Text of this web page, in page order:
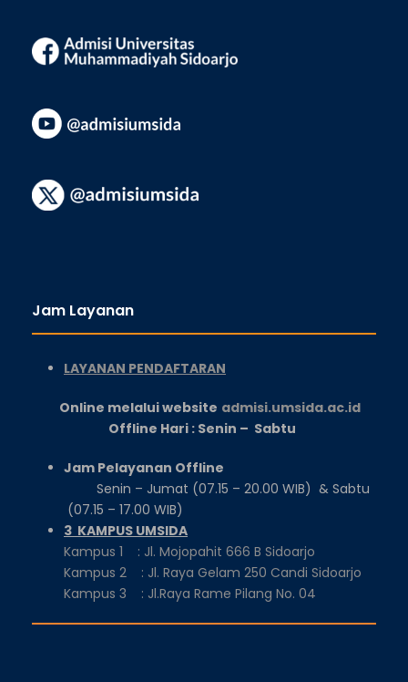
Jam Layanan
LAYANAN PENDAFTARAN
Online melalui website admisi.umsida.ac.id
Offline Hari : Senin – Sabtu
Jam Pelayanan Offline
Senin – Jumat (07.15 – 20.00 WIB) & Sabtu
(07.15 – 17.00 WIB)
3 KAMPUS UMSIDA
Kampus 1 : Jl. Mojopahit 666 B Sidoarjo
Kampus 2 : Jl. Raya Gelam 250 Candi Sidoarjo
Kampus 3 : Jl.Raya Rame Pilang No. 04